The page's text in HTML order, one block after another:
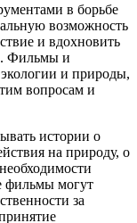
в борьбе
возможность
и вдохновить
Фильмы и
и природы,
вопросам и
истории о
на природу, о
фильмы могут
за